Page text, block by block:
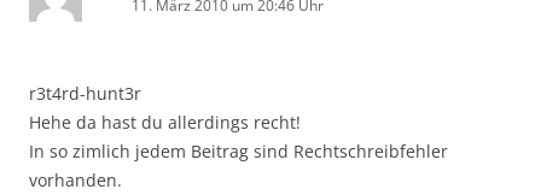
11. März 2010 um 20:46 Uhr
r3t4rd-hunt3r
Hehe da hast du allerdings recht!
In so zimlich jedem Beitrag sind Rechtschreibfehler
vorhanden.